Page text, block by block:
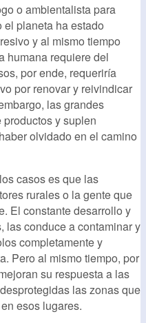
o ambientalista para
planeta ha estado
y al mismo tiempo
humana requiere del
por ende, requeriría
por renovar y reivindicar
las grandes
y suplen
olvidado en el camino
casos es que las
rurales o la gente que
El constante desarrollo y
las conduce a contaminar y
completamente y
Pero al mismo tiempo, por
su respuesta a las
las zonas que
esos lugares.